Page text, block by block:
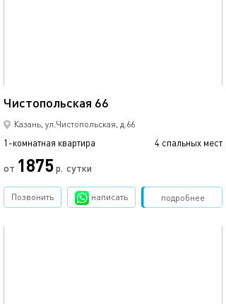
Чистопольская 66
Казань, ул.Чистопольская, д.66
1-комнатная квартира 4 спальных мест
от 1875р. сутки
подробнее
Позвонить написать Забронировать